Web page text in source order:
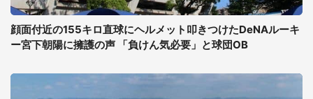
顔面付近の155キロ直球にヘルメット叩きつけたDeNAルーキ
ー宮下朝陽に擁護の声 「負けん気必要」と球団OB